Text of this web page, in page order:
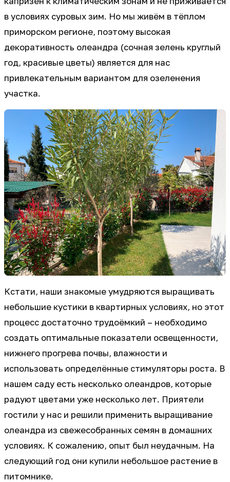
в условиях суровых зим. Но мы живём в тёплом
приморском регионе, поэтому высокая
декоративность олеандра (сочная зелень круглый
год, красивые цветы) является для нас
привлекательным вариантом для озеленения
участка.
Кстати, наши знакомые умудряются выращивать
небольшие кустики в квартирных условиях, но этот
процесс достаточно трудоёмкий – необходимо
создать оптимальные показатели освещенности,
нижнего прогрева почвы, влажности и
использовать определённые стимуляторы роста. В
нашем саду есть несколько олеандров, которые
радуют цветами уже несколько лет. Приятели
гостили у нас и решили применить выращивание
олеандра из свежесобранных семян в домашних
условиях. К сожалению, опыт был неудачным. На
следующий год они купили небольшое растение в
питомнике.